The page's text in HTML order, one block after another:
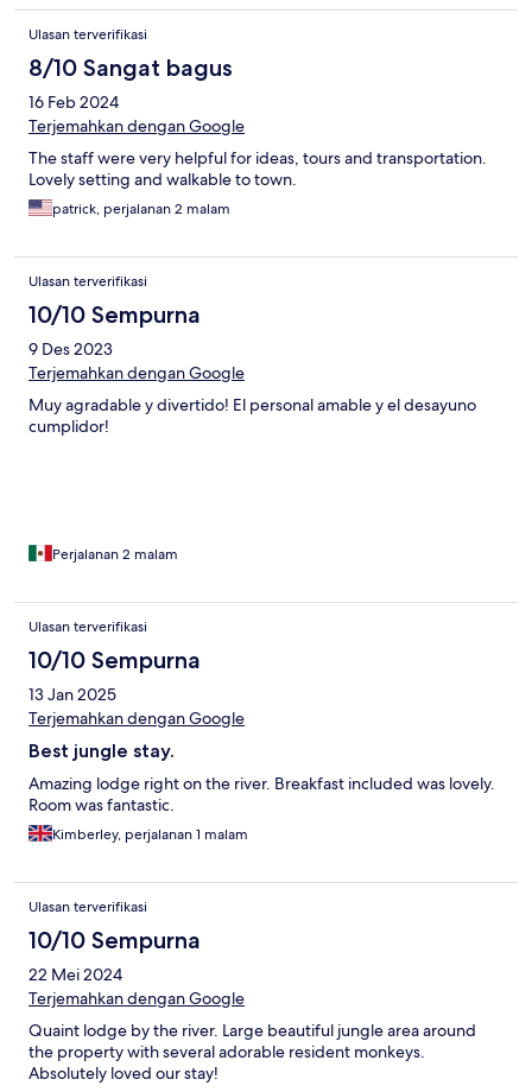
Ulasan terverifikasi
8/10 Sangat bagus
16 Feb 2024
Terjemahkan dengan Google
The staff were very helpful for ideas, tours and transportation.
Lovely setting and walkable to town.
patrick, perjalanan 2 malam
Ulasan terverifikasi
10/10 Sempurna
9 Des 2023
Terjemahkan dengan Google
Muy agradable y divertido! El personal amable y el desayuno
cumplidor!
Perjalanan 2 malam
Ulasan terverifikasi
10/10 Sempurna
13 Jan 2025
Terjemahkan dengan Google
Best jungle stay.
Amazing lodge right on the river. Breakfast included was lovely.
Room was fantastic.
Kimberley, perjalanan 1 malam
Ulasan terverifikasi
10/10 Sempurna
22 Mei 2024
Terjemahkan dengan Google
Quaint lodge by the river. Large beautiful jungle area around
the property with several adorable resident monkeys.
Absolutely loved our stay!